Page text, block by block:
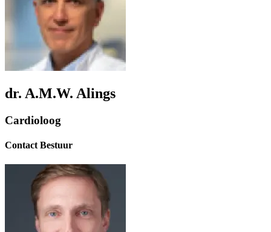
dr. A.M.W. Alings
Cardioloog
Contact Bestuur